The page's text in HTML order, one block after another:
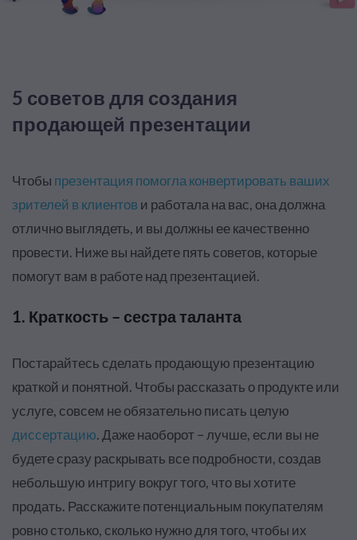
5 советов для создания
продающей презентации
Чтобы презентация помогла конвертировать ваших
зрителей в клиентов и работала на вас, она должна
отлично выглядеть, и вы должны ее качественно
провести. Ниже вы найдете пять советов, которые
помогут вам в работе над презентацией.
1. Краткость – сестра таланта
Постарайтесь сделать продающую презентацию
краткой и понятной. Чтобы рассказать о продукте или
услуге, совсем не обязательно писать целую
диссертацию. Даже наоборот – лучше, если вы не
будете сразу раскрывать все подробности, создав
небольшую интригу вокруг того, что вы хотите
продать. Расскажите потенциальным покупателям
ровно столько, сколько нужно для того, чтобы их